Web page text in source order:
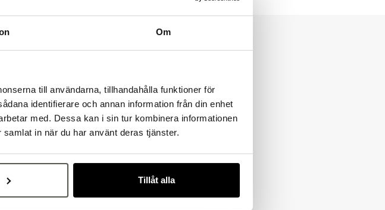
Om
till användarna, tillhandahålla funktioner för
identifierare och annan information från din enhet
med. Dessa kan i sin tur kombinera informationen
in när du har använt deras tjänster.
Tillåt alla
Bakers!
privatperson?
Fortsätt som företag